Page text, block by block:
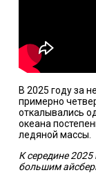
В 2025 году за
примерно
откалывались
океана
ледяной массы.
К середине
большим